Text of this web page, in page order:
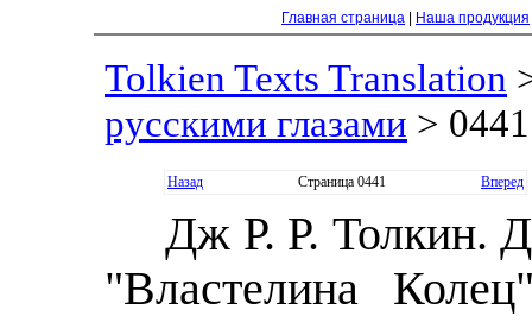
Главная страница Наша продукция
Tolkien Texts Translation
русскими глазами > 0441
Назад Страница 0441 Вперед
Дж Р. Р. Толкин.
"Властелина